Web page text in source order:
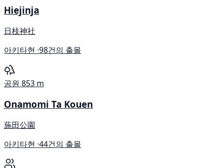
Hiejinja
日枝神社
아키타현 ·98건의 출몰
공원 853 m
Onamomi Ta Kouen
葹田公園
아키타현 ·44건의 출몰